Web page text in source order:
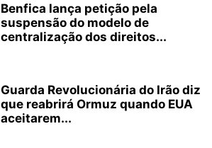
Benfica lança petição pela
suspensão do modelo de
centralização dos direitos...
Guarda Revolucionária do Irão diz
que reabrirá Ormuz quando EUA
aceitarem...